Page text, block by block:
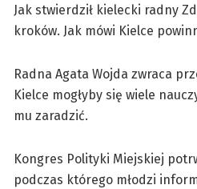
Jak stwierdził kielecki radny
kroków. Jak mówi Kielce
Radna Agata Wojda zwraca
Kielce mogłyby się wiele
mu zaradzić.
Kongres Polityki Miejskiej
podczas którego młodzi